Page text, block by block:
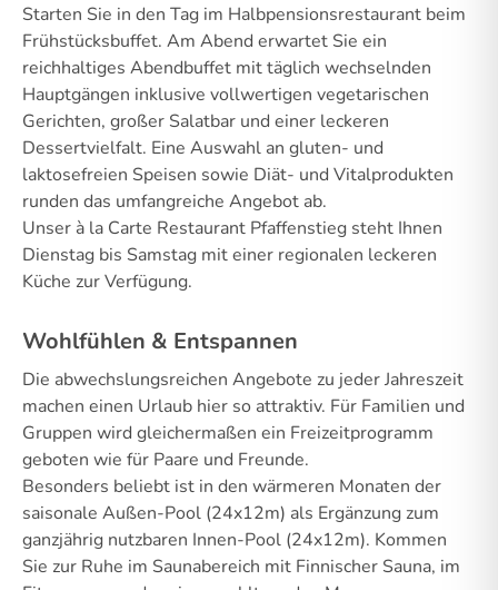
Starten Sie in den Tag im Halbpensionsrestaurant beim
Frühstücksbuffet. Am Abend erwartet Sie ein
reichhaltiges Abendbuffet mit täglich wechselnden
Hauptgängen inklusive vollwertigen vegetarischen
Gerichten, großer Salatbar und einer leckeren
Dessertvielfalt. Eine Auswahl an gluten- und
laktosefreien Speisen sowie Diät- und Vitalprodukten
runden das umfangreiche Angebot ab.
Unser à la Carte Restaurant Pfaffenstieg steht Ihnen
Dienstag bis Samstag mit einer regionalen leckeren
Küche zur Verfügung.
Wohlfühlen & Entspannen
Die abwechslungsreichen Angebote zu jeder Jahreszeit
machen einen Urlaub hier so attraktiv. Für Familien und
Gruppen wird gleichermaßen ein Freizeitprogramm
geboten wie für Paare und Freunde.
Besonders beliebt ist in den wärmeren Monaten der
saisonale Außen-Pool (24x12m) als Ergänzung zum
ganzjährig nutzbaren Innen-Pool (24x12m). Kommen
Sie zur Ruhe im Saunabereich mit Finnischer Sauna, im